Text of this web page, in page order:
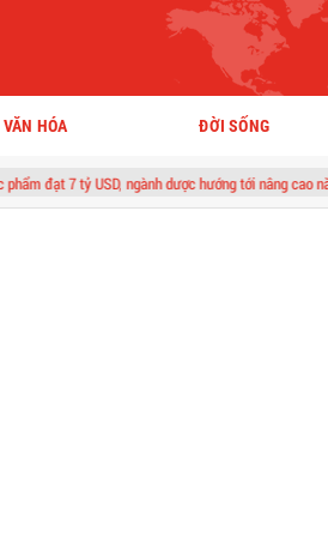
VĂN HÓA ĐỜI SỐNG
ngành dược hướng tới nâng cao năng lực tự chủ